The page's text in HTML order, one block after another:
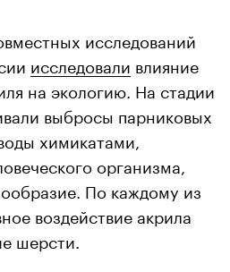
исследований
исследовали влияние
на экологию. На стадии
выбросы парниковых
химикатами,
организма,
По каждому из
воздействие акрила
шерсти.